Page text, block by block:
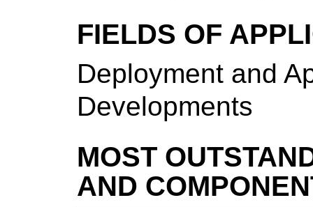
FIELDS OF
Deployment and
Developments
MOST
AND